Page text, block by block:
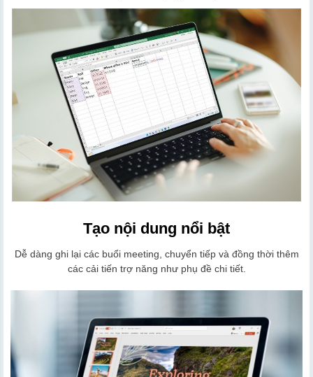
Tạo nội dung nổi bật
Dễ dàng ghi lại các buổi meeting, chuyển tiếp và đồng thời thêm
các cải tiến trợ năng như phụ đề chi tiết.